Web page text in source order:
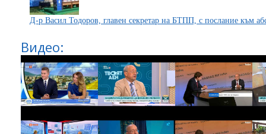
Д-р Васил Тодоров, главен секретар на БТПП, с послание към
Видео: